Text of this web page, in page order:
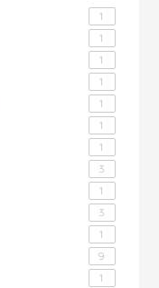
1
1
1
1
1
1
1
3
1
3
1
9
1